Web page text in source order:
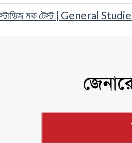
স্টাডিজ মক টেস্ট | General